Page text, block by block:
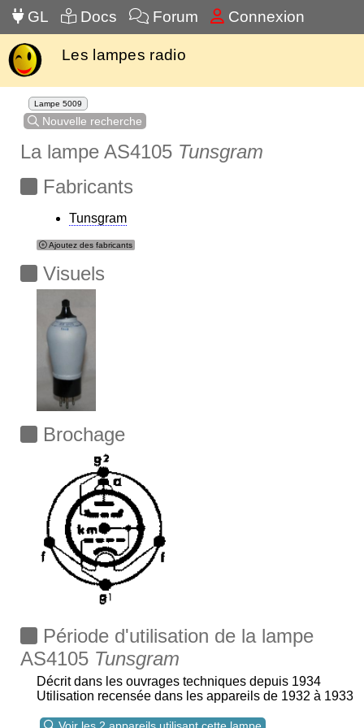
GL Docs Forum Connexion
Les lampes radio
Lampe 5009
Nouvelle recherche
La lampe AS4105 Tunsgram
Fabricants
Tunsgram
Ajoutez des fabricants
Visuels
Brochage
Période d'utilisation de la lampe
AS4105 Tunsgram
Décrit dans les ouvrages techniques depuis 1934
Utilisation recensée dans les appareils de 1932 à 1933